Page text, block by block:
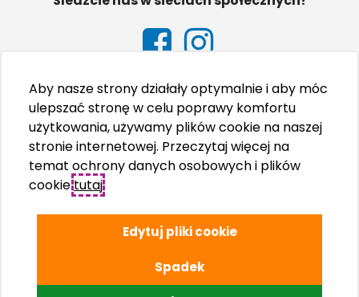
© Adriatic Kampovi d.o.o., 2026.
Aby nasze strony działały optymalnie i aby móc
ulepszać stronę w celu poprawy komfortu
użytkowania, używamy plików cookie na naszej
stronie internetowej. Przeczytaj więcej na
temat ochrony danych osobowych i plików
cookietutaj.
Edytuj pliki cookie
Spadek